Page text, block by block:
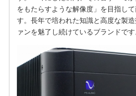
をもたらすような解像度」を目指し
す。長年で培われた知識と高度な製
ァンを魅了し続けているブランドです